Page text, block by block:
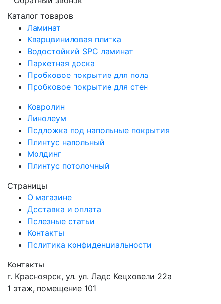
Каталог товаров
Ламинат
Кварцвиниловая плитка
Водостойкий SPC ламинат
Паркетная доска
Пробковое покрытие для пола
Пробковое покрытие для стен
Ковролин
Линолеум
Подложка под напольные покрытия
Плинтус напольный
Молдинг
Плинтус потолочный
Страницы
О магазине
Доставка и оплата
Полезные статьи
Контакты
Политика конфиденциальности
Контакты
г. Красноярск, ул. ул. Ладо Кецховели 22а
1 этаж, помещение 101